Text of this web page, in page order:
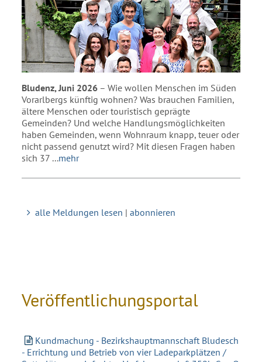
Bludenz, Juni 2026 – Wie wollen Menschen im Süden
Vorarlbergs künftig wohnen? Was brauchen Familien,
ältere Menschen oder touristisch geprägte
Gemeinden? Und welche Handlungsmöglichkeiten
haben Gemeinden, wenn Wohnraum knapp, teuer oder
nicht passend genutzt wird? Mit diesen Fragen haben
sich 37 ...mehr
alle Meldungen lesen | abonnieren
Veröffentlichungsportal
Kundmachung - Bezirkshauptmannschaft Bludesch
- Errichtung und Betrieb von vier Ladeparkplätzen /